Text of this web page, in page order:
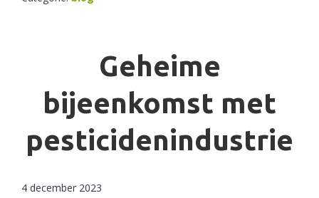
Geheime
bijeenkomst met
pesticidenindustrie
4 december 2023